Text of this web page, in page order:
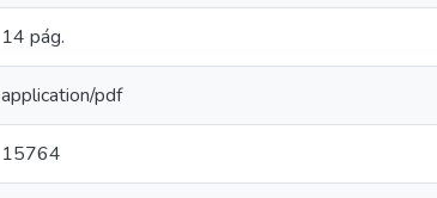
14 pág.
application/pdf
15764